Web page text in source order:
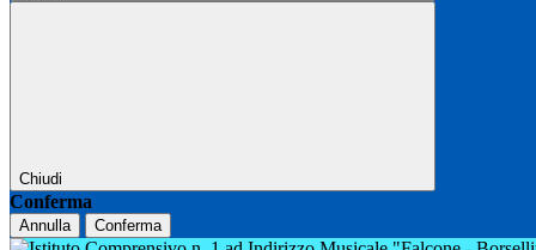
Chiudi
Conferma
Annulla Conferma